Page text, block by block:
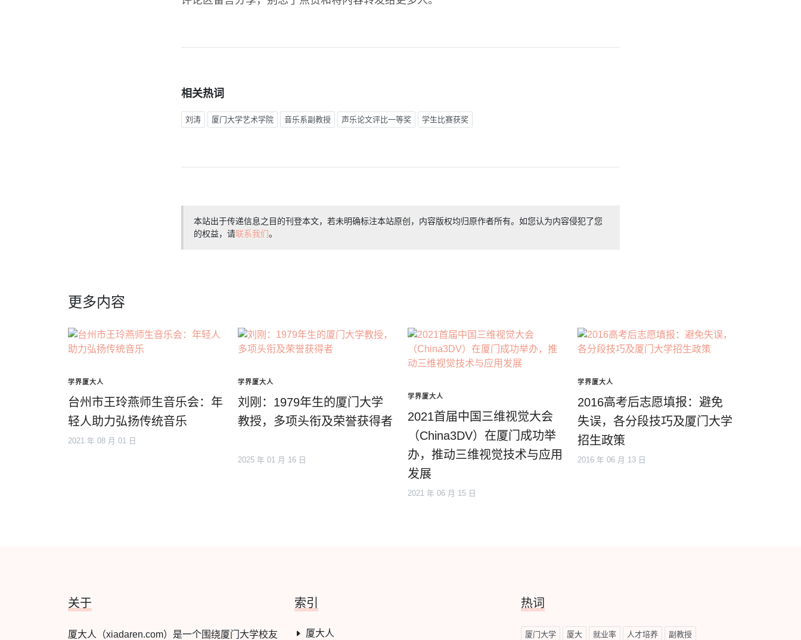
相关热词
刘涛 厦门大学艺术学院 音乐系副教授 声乐论文评比一等奖 学生比赛获奖
本站出于传递信息之目的刊登本文，若未明确标注本站原创，内容版权均归原作者所有。如您认为内容侵犯了您
的权益，请联系我们。
更多内容
学界厦大人
台州市王玲燕师生音乐会：年
轻人助力弘扬传统音乐
2021 年 08 月 01 日
学界厦大人
刘刚：1979年生的厦门大学
教授，多项头衔及荣誉获得者
2025 年 01 月 16 日
学界厦大人
2021首届中国三维视觉大会
（China3DV）在厦门成功举
办，推动三维视觉技术与应用
发展
2021 年 06 月 15 日
学界厦大人
2016高考后志愿填报：避免
失误，各分段技巧及厦门大学
招生政策
2016 年 06 月 13 日
关于
厦大人（xiadaren.com）是一个围绕厦门大学校友
索引
厦大人
热词
厦门大学 厦大 就业率 人才培养 副教授